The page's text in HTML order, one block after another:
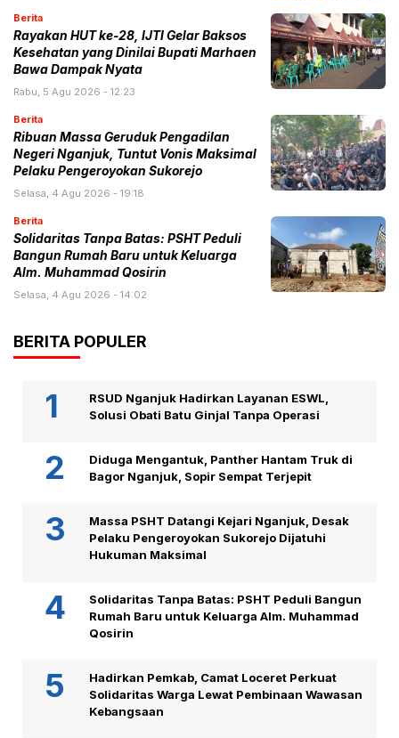
Berita
Rayakan HUT ke-28, IJTI Gelar Baksos
Kesehatan yang Dinilai Bupati Marhaen
Bawa Dampak Nyata
Rabu, 5 Agu 2026 - 12:23
Berita
Ribuan Massa Geruduk Pengadilan
Negeri Nganjuk, Tuntut Vonis Maksimal
Pelaku Pengeroyokan Sukorejo
Selasa, 4 Agu 2026 - 19:18
Berita
Solidaritas Tanpa Batas: PSHT Peduli
Bangun Rumah Baru untuk Keluarga
Alm. Muhammad Qosirin
Selasa, 4 Agu 2026 - 14:02
BERITA POPULER
RSUD Nganjuk Hadirkan Layanan ESWL,
Solusi Obati Batu Ginjal Tanpa Operasi
Diduga Mengantuk, Panther Hantam Truk di
Bagor Nganjuk, Sopir Sempat Terjepit
Massa PSHT Datangi Kejari Nganjuk, Desak
Pelaku Pengeroyokan Sukorejo Dijatuhi
Hukuman Maksimal
Solidaritas Tanpa Batas: PSHT Peduli Bangun
Rumah Baru untuk Keluarga Alm. Muhammad
Qosirin
Hadirkan Pemkab, Camat Loceret Perkuat
Solidaritas Warga Lewat Pembinaan Wawasan
Kebangsaan